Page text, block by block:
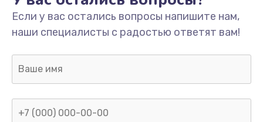
Если у вас остались вопросы напишите нам,
наши специалисты с радостью ответят вам!